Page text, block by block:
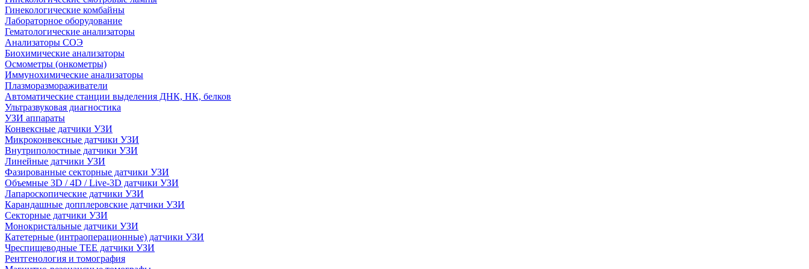
Гинекологические комбайны
Лабораторное оборудование
Гематологические анализаторы
Анализаторы СОЭ
Биохимические анализаторы
Осмометры (онкометры)
Иммунохимические анализаторы
Плазморазмораживатели
Автоматические станции выделения ДНК, НК, белков
Ультразвуковая диагностика
УЗИ аппараты
Конвексные датчики УЗИ
Микроконвексные датчики УЗИ
Внутриполостные датчики УЗИ
Линейные датчики УЗИ
Фазированные секторные датчики УЗИ
Объемные 3D / 4D / Live-3D датчики УЗИ
Лапароскопические датчики УЗИ
Карандашные допплеровские датчики УЗИ
Секторные датчики УЗИ
Монокристальные датчики УЗИ
Катетерные (интраоперационные) датчики УЗИ
Чреспищеводные TEE датчики УЗИ
Рентгенология и томография